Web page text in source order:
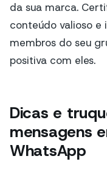
da sua marca.
conteúdo valioso
membros do seu
positiva com eles.
Dicas e
mensagens
WhatsApp